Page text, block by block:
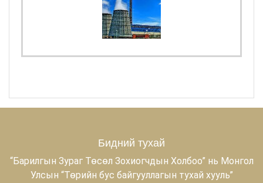
Бидний тухай
“Барилгын Зураг Төсөл Зохиогчдын Холбоо” нь Монгол
Улсын “Төрийн бус байгууллагын тухай хууль”